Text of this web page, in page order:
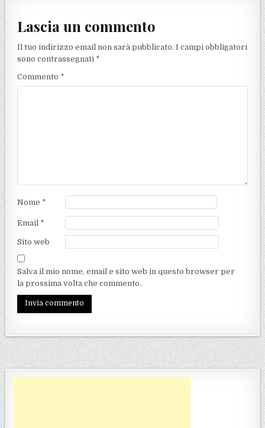
Lascia un commento
Il tuo indirizzo email non sarà pubblicato. I campi obbligatori
sono contrassegnati *
Commento *
Nome *
Email *
Sito web
Salva il mio nome, email e sito web in questo browser per
la prossima volta che commento.